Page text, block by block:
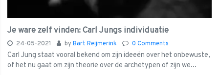
Je ware zelf vinden: Carl Jungs individuatie
24-05-2021 by Bart Reijmerink 0 Comments
Carl Jung staat vooral bekend om zijn ideeën over het onbewuste,
of het nu gaat om zijn theorie over de archetypen of zijn we...